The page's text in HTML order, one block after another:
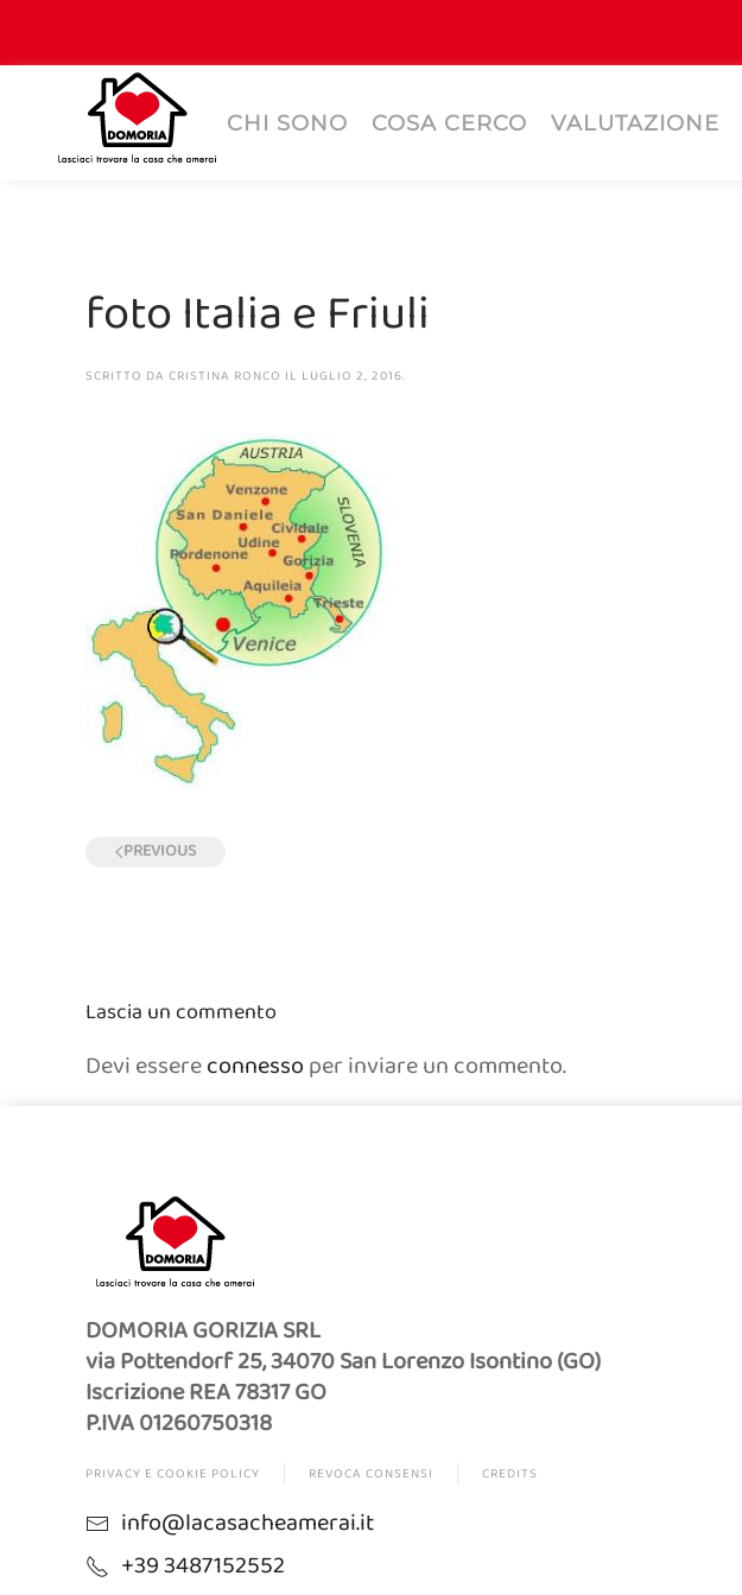
CHI SONO COSA CERCO VALUTAZIONE
foto Italia e Friuli
SCRITTO DA CRISTINA RONCO IL LUGLIO 2, 2016.
PREVIOUS
Lascia un commento
Devi essereconnessoper inviare un commento.
DOMORIA GORIZIA SRL
via Pottendorf 25, 34070 San Lorenzo Isontino (GO)
Iscrizione REA 78317 GO
P.IVA 01260750318
PRIVACY E COOKIE POLICY REVOCA CONSENSI CREDITS
info@lacasacheamerai.it
+39 3487152552